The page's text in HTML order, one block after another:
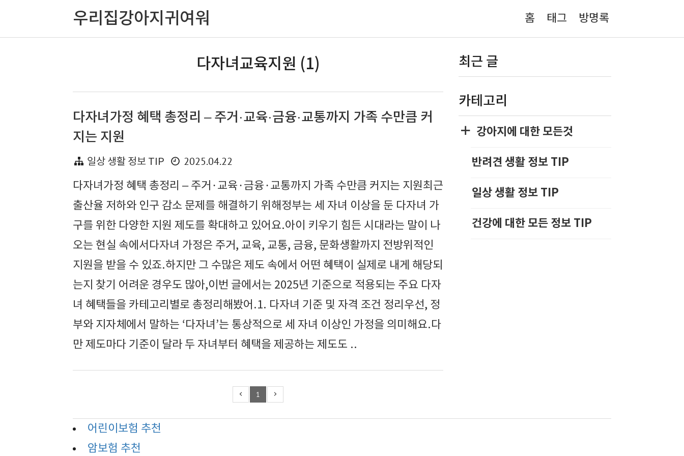
우리집강아지귀여워 홈 태그 방명록
다자녀교육지원 (1)
다자녀가정 혜택 총정리 – 주거·교육·금융·교통까지 가족 수만큼 커
지는 지원
일상 생활 정보 TIP
2025.04.22
다자녀가정 혜택 총정리 – 주거·교육·금융·교통까지 가족 수만큼 커지는 지원최근
출산율 저하와 인구 감소 문제를 해결하기 위해정부는 세 자녀 이상을 둔 다자녀 가
구를 위한 다양한 지원 제도를 확대하고 있어요.아이 키우기 힘든 시대라는 말이 나
오는 현실 속에서다자녀 가정은 주거, 교육, 교통, 금융, 문화생활까지 전방위적인
지원을 받을 수 있죠.하지만 그 수많은 제도 속에서 어떤 혜택이 실제로 내게 해당되
는지 찾기 어려운 경우도 많아,이번 글에서는 2025년 기준으로 적용되는 주요 다자
녀 혜택들을 카테고리별로 총정리해봤어.1. 다자녀 기준 및 자격 조건 정리우선, 정
부와 지자체에서 말하는 ‘다자녀’는 통상적으로 세 자녀 이상인 가정을 의미해요.다
만 제도마다 기준이 달라 두 자녀부터 혜택을 제공하는 제도도 ..
1
최근 글
카테고리
강아지에 대한 모든것
반려견 생활 정보 TIP
일상 생활 정보 TIP
건강에 대한 모든 정보 TIP
어린이보험 추천
암보험 추천